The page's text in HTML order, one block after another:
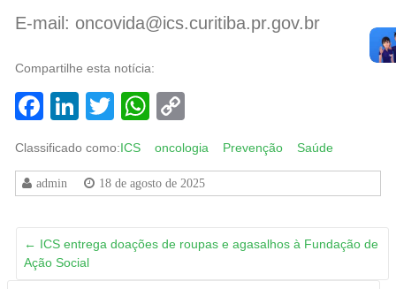
E-mail: oncovida@ics.curitiba.pr.gov.br
Compartilhe esta notícia:
Facebook
LinkedIn
TwitterWhatsApp
Classificado como:ICS oncologia Prevenção Saúde
admin 18 de agosto de 2025
← ICS entrega doações de roupas e agasalhos à Fundação de
Ação Social